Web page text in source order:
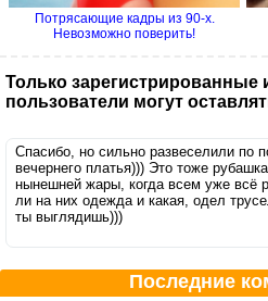
Потрясающие кадры из 90-х.
Невозможно поверить!
Только зарегистрированные
пользователи могут
Спасибо, но сильно развеселили по
вечернего платья))) Это тоже
нынешней жары, когда всем уже всё
ли на них одежда и какая, одел
ты выглядишь)))
Последние